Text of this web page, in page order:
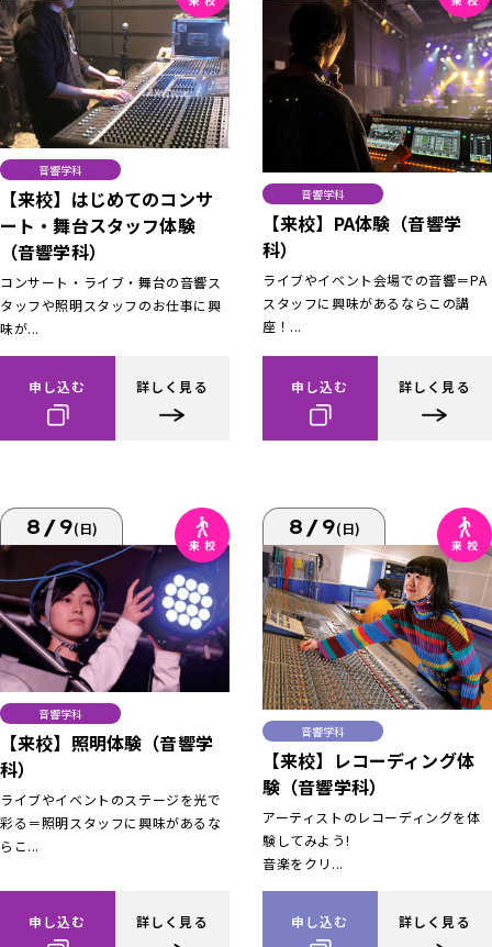
音響学科
【来校】はじめてのコンサ
ート・舞台スタッフ体験
（音響学科）
コンサート・ライブ・舞台の音響ス
タッフや照明スタッフのお仕事に興
味が...
申し込む 詳しく見る
音響学科
【来校】PA体験（音響学
科）
ライブやイベント会場での音響＝PA
スタッフに興味があるならこの講
座！...
申し込む 詳しく見る
8/9(日)
音響学科
【来校】照明体験（音響学
科）
ライブやイベントのステージを光で
彩る＝照明スタッフに興味があるな
らこ...
申し込む 詳しく見る
8/9(日)
音響学科
【来校】レコーディング体
験（音響学科）
アーティストのレコーディングを体
験してみよう!
音楽をクリ...
申し込む 詳しく見る